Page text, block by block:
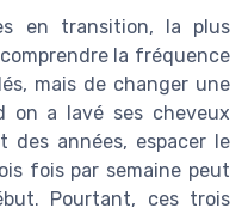
en transition, la plus
la fréquence
mais de changer une
on a lavé ses cheveux
des années, espacer le
fois par semaine peut
Pourtant, ces trois